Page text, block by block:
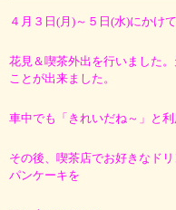
４月３日(月)～５日(水)にかけて
花見＆喫茶外出を行いました
ことが出来ました。
車中でも「きれいだね～」と
その後、喫茶店でお好きなド
パンケーキを